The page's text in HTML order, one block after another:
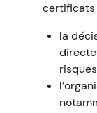
certificats
la